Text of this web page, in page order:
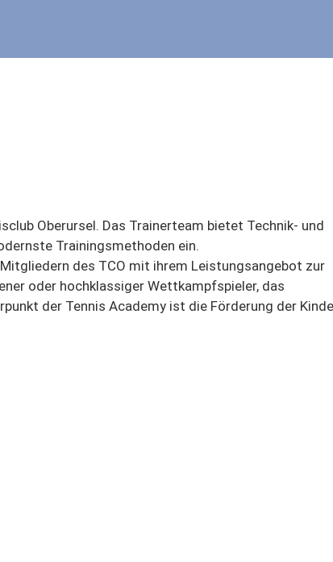
Oberursel. Das Trainerteam bietet Technik- und
Trainingsmethoden ein.
des TCO mit ihrem Leistungsangebot zur
oder hochklassiger Wettkampfspieler, das
der Tennis Academy ist die Förderung der